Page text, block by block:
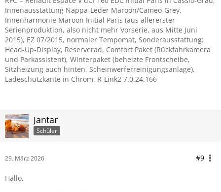
Innenausstattung Nappa-Leder Maroon/Cameo-Grey,
Innenharmonie Maroon Initial Paris (aus allererster
Serienproduktion, also nicht mehr Vorserie, aus Mitte Juni
2015), EZ 07/2015, normaler Tempomat, Sonderausstattung:
Head-Up-Display, Reserverad, Comfort Paket (Rückfahrkamera
und Parkassistent), Winterpaket (beheizte Frontscheibe,
Sitzheizung auch hinten, Scheinwerferreinigungsanlage),
Ladeschutzkante in Chrom. R-Link2 7.0.24.166
Jantar
Schüler
29. März 2026 #9
Hallo,